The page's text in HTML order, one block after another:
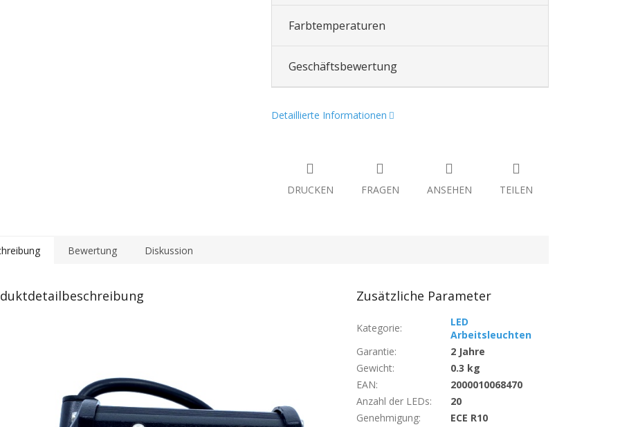
Farbtemperaturen
Geschäftsbewertung
Detaillierte Informationen
DRUCKEN FRAGEN ANSEHEN TEILEN
Bewertung Diskussion
Zusätzliche Parameter
Kategorie:
LED
Arbeitsleuchten
Garantie:
2 Jahre
Gewicht:
0.3 kg
EAN:
2000010068470
Anzahl der LEDs:
20
Genehmigung:
ECE R10